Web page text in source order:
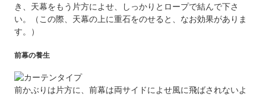
き、天幕をもう片方によせ、しっかりとロープで結んで下さ
い。（この際、天幕の上に重石をのせると、なお効果がありま
す。）
前幕の養生
前かぶりは片方に、前幕は両サイドによせ風に飛ばされないよ